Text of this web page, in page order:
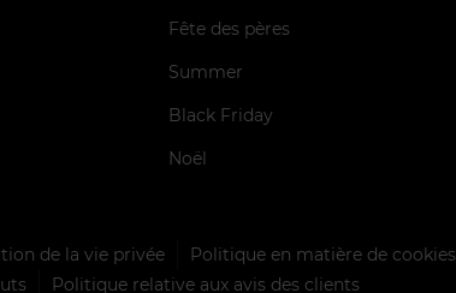
Fête des pères
Summer
Black Friday
Noël
de la vie privée Politique en matière de cookies
Politique relative aux avis des clients